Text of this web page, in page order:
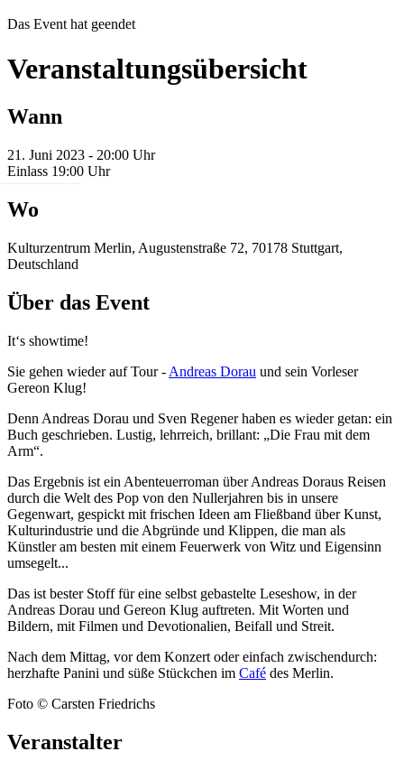
Das Event hat geendet
Veranstaltungsübersicht
Wann
21. Juni 2023 - 20:00 Uhr
Einlass 19:00 Uhr
Wo
Kulturzentrum Merlin, Augustenstraße 72, 70178 Stuttgart,
Deutschland
Über das Event
It‘s showtime!
Sie gehen wieder auf Tour - Andreas Dorau und sein Vorleser
Gereon Klug!
Denn Andreas Dorau und Sven Regener haben es wieder getan: ein
Buch geschrieben. Lustig, lehrreich, brillant: „Die Frau mit dem
Arm“.
Das Ergebnis ist ein Abenteuerroman über Andreas Doraus Reisen
durch die Welt des Pop von den Nullerjahren bis in unsere
Gegenwart, gespickt mit frischen Ideen am Fließband über Kunst,
Kulturindustrie und die Abgründe und Klippen, die man als
Künstler am besten mit einem Feuerwerk von Witz und Eigensinn
umsegelt...
Das ist bester Stoff für eine selbst gebastelte Leseshow, in der
Andreas Dorau und Gereon Klug auftreten. Mit Worten und
Bildern, mit Filmen und Devotionalien, Beifall und Streit.
Nach dem Mittag, vor dem Konzert oder einfach zwischendurch:
herzhafte Panini und süße Stückchen im Café des Merlin.
Foto © Carsten Friedrichs
Veranstalter